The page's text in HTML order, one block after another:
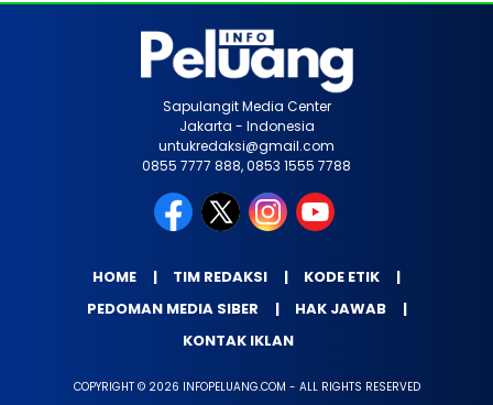
Sapulangit Media Center
Jakarta - Indonesia
untukredaksi@gmail.com
0855 7777 888, 0853 1555 7788
HOME TIM REDAKSI
KODE ETIK
PEDOMAN MEDIA SIBER
HAK JAWAB
KONTAK IKLAN
COPYRIGHT © 2026 INFOPELUANG.COM - ALL RIGHTS RESERVED